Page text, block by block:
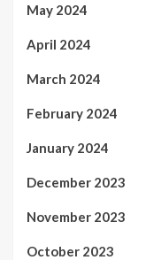
May 2024
April 2024
March 2024
February 2024
January 2024
December 2023
November 2023
October 2023